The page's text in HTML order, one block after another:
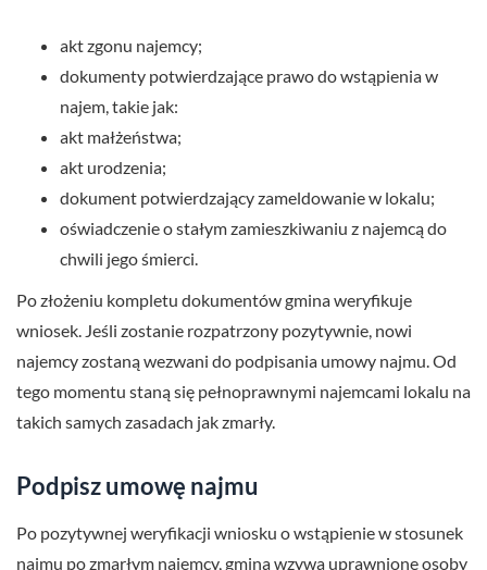
akt zgonu najemcy;
dokumenty potwierdzające prawo do wstąpienia w
najem, takie jak:
akt małżeństwa;
akt urodzenia;
dokument potwierdzający zameldowanie w lokalu;
oświadczenie o stałym zamieszkiwaniu z najemcą do
chwili jego śmierci.
Po złożeniu kompletu dokumentów gmina weryfikuje
wniosek. Jeśli zostanie rozpatrzony pozytywnie, nowi
najemcy zostaną wezwani do podpisania umowy najmu. Od
tego momentu staną się pełnoprawnymi najemcami lokalu na
takich samych zasadach jak zmarły.
Podpisz umowę najmu
Po pozytywnej weryfikacji wniosku o wstąpienie w stosunek
najmu po zmarłym najemcy, gmina wzywa uprawnione osoby